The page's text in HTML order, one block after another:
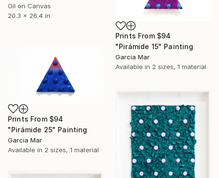
Oil on Canvas
20.3 x 26.4 in
Prints From $94
"Pirámide 15" Painting
Garcia Mar
Available in 2 sizes, 1 material
Prints From $94
"Pirámide 25" Painting
Garcia Mar
Available in 2 sizes, 1 material